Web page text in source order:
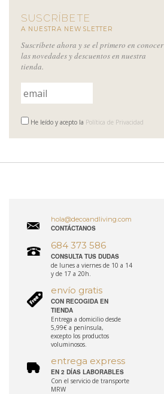
SUSCRÍBETE
A NUESTRA NEWSLETTER
Suscríbete ahora y se el primero en conocer
las novedades y descuentos en nuestra
tienda.
He leído y acepto la Política de Privacidad
hola@decoandliving.com
CONTÁCTANOS
684 373 586
CONSULTA TUS DUDAS
de lunes a viernes de 10 a 14
y de 17 a 20h.
envío gratis
CON RECOGIDA EN
TIENDA
Entrega a domicilio desde
5,99€ a península,
excepto los productos
voluminosos.
entrega express
EN 2 DÍAS LABORABLES
Con el servicio de transporte
MRW